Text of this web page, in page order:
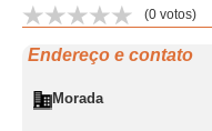
(0 votos)
Endereço e contato
Morada